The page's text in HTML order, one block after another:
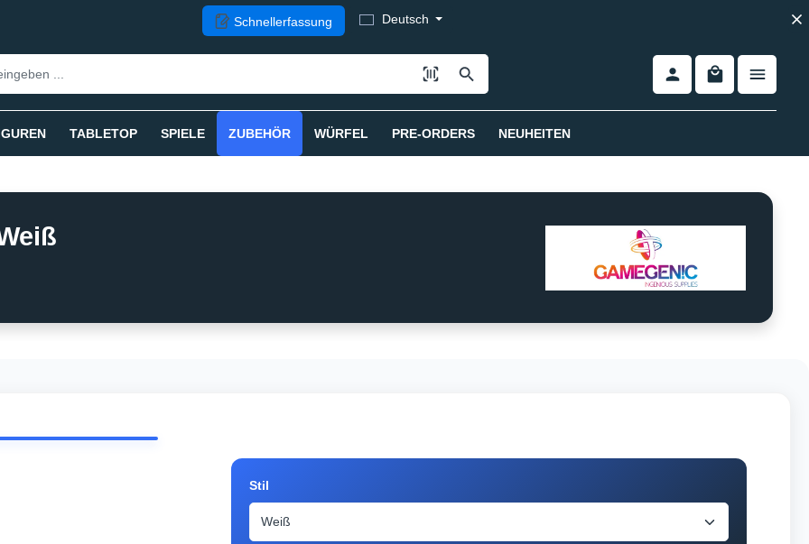
Schnellerfassung Deutsch
TABLETOP SPIELE ZUBEHÖR WÜRFEL PRE-ORDERS NEUHEITEN
Stil